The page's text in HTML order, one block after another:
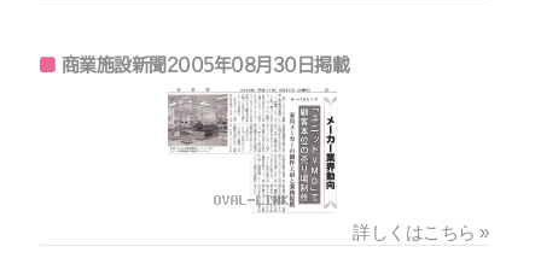
商業施設新聞2005年08月30日掲載
詳しくはこちら »